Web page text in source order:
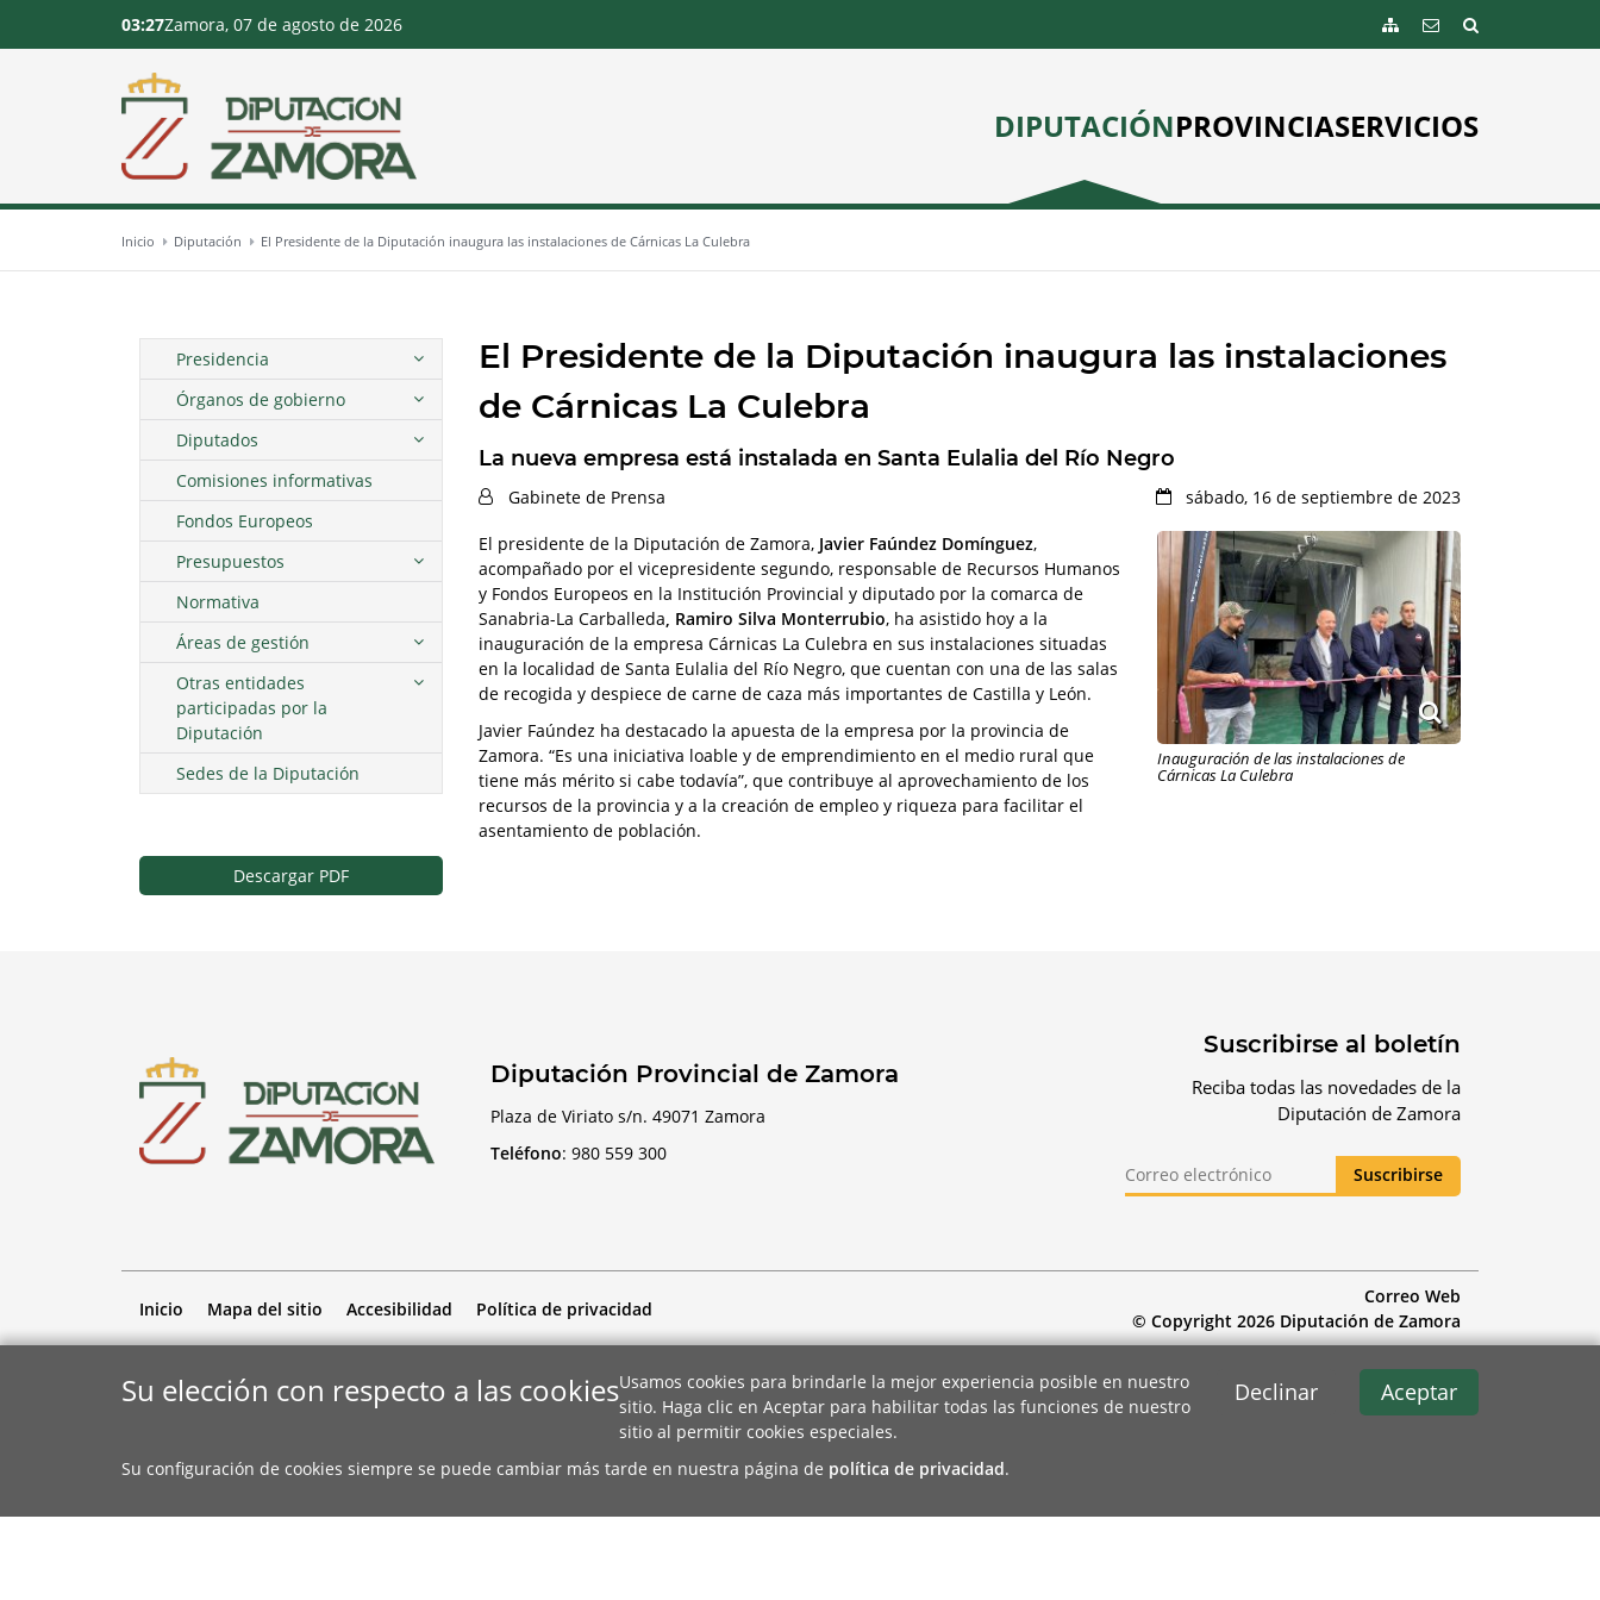
DIPUTACIÓNPROVINCIASERVICIOS
03:27Zamora, 07 de agosto de 2026
Inicio Diputación El Presidente de la Diputación inaugura las instalaciones de Cárnicas La Culebra
El Presidente de la Diputación inaugura las instalaciones
de Cárnicas La Culebra
La nueva empresa está instalada en Santa Eulalia del Río Negro
sábado, 16 de septiembre de 2023
Gabinete de Prensa
Inauguración de las instalaciones de
Cárnicas La Culebra
El presidente de la Diputación de Zamora, Javier Faúndez Domínguez,
acompañado por el vicepresidente segundo, responsable de Recursos Humanos
y Fondos Europeos en la Institución Provincial y diputado por la comarca de
Sanabria-La Carballeda, Ramiro Silva Monterrubio, ha asistido hoy a la
inauguración de la empresa Cárnicas La Culebra en sus instalaciones situadas
en la localidad de Santa Eulalia del Río Negro, que cuentan con una de las salas
de recogida y despiece de carne de caza más importantes de Castilla y León.
Javier Faúndez ha destacado la apuesta de la empresa por la provincia de
Zamora. “Es una iniciativa loable y de emprendimiento en el medio rural que
tiene más mérito si cabe todavía”, que contribuye al aprovechamiento de los
recursos de la provincia y a la creación de empleo y riqueza para facilitar el
asentamiento de población.
Presidencia
Órganos de gobierno
Diputados
Comisiones informativas
Fondos Europeos
Presupuestos
Normativa
Áreas de gestión
Otras entidades
participadas por la
Diputación
Sedes de la Diputación
Descargar PDF
Diputación Provincial de Zamora
Plaza de Viriato s/n. 49071 Zamora
Teléfono: 980 559 300
Suscribirse al boletín
Reciba todas las novedades de la
Diputación de Zamora
Inicio Mapa del sitio Accesibilidad Política de privacidad
Correo Web
© Copyright 2026 Diputación de Zamora
Su elección con respecto a las cookies Declinar Aceptar
Usamos cookies para brindarle la mejor experiencia posible en nuestro
sitio. Haga clic en Aceptar para habilitar todas las funciones de nuestro
sitio al permitir cookies especiales.
Su configuración de cookies siempre se puede cambiar más tarde en nuestra página de política de privacidad.